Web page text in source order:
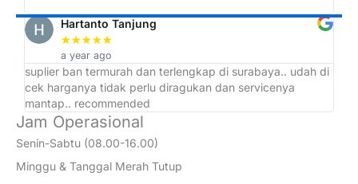
Hartanto Tanjung
★★★★★
a year ago
suplier ban termurah dan terlengkap di surabaya.. udah di
cek harganya tidak perlu diragukan dan servicenya
mantap.. recommended
Jam Operasional
Senin-Sabtu (08.00-16.00)
Minggu & Tanggal Merah Tutup